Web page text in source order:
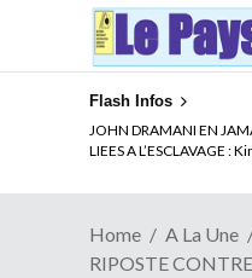
Flash Infos
JOHN DRAMANI EN
LIEES A
ELECTION DE TALON A
Quand Patrice quitte le
Home
A La Une
RIPOSTE